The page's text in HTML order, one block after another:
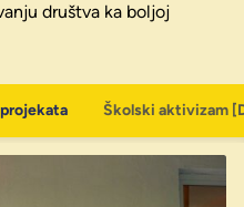
društva ka boljoj
Školski aktivizam